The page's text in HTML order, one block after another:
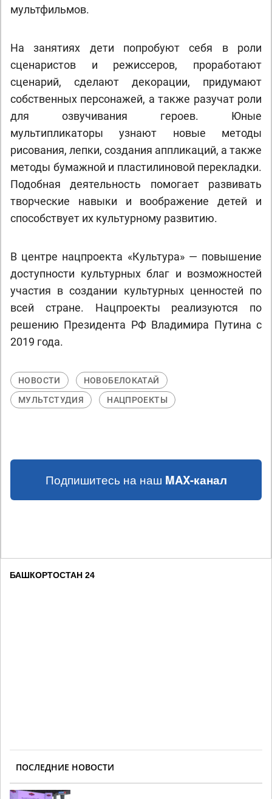
мультфильмов.
На занятиях дети попробуют себя в роли
сценаристов и режиссеров, проработают
сценарий, сделают декорации, придумают
собственных персонажей, а также разучат роли
для озвучивания героев. Юные
мультипликаторы узнают новые методы
рисования, лепки, создания аппликаций, а также
методы бумажной и пластилиновой перекладки.
Подобная деятельность помогает развивать
творческие навыки и воображение детей и
способствует их культурному развитию.
В центре нацпроекта «Культура» — повышение
доступности культурных благ и возможностей
участия в создании культурных ценностей по
всей стране. Нацпроекты реализуются по
решению Президента РФ Владимира Путина с
2019 года.
НОВОСТИ
НОВОБЕЛОКАТАЙ
МУЛЬТСТУДИЯ
НАЦПРОЕКТЫ
Подпишитесь на наш MAX-канал
БАШКОРТОСТАН 24
ПОСЛЕДНИЕ НОВОСТИ